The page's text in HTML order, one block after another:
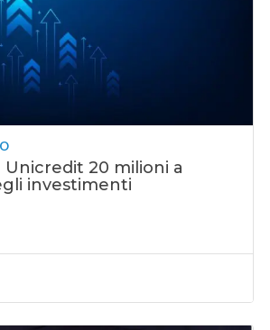
Unicredit 20 milioni a
investimenti